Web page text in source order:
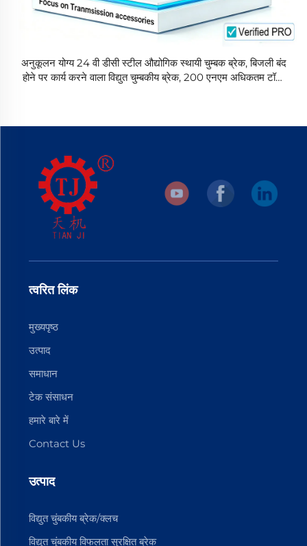
अनुकूलन योग्य 24 वी डीसी स्टील औद्योगिक स्थायी चुम्बक ब्रेक, बिजली बंद
होने पर कार्य करने वाला विद्युत चुम्बकीय ब्रेक, 200 एनएम अधिकतम टॉर्क,
त्वरित लिंक
मुख्यपृष्ठ
उत्पाद
समाधान
टेक संसाधन
हमारे बारे में
Contact Us
उत्पाद
विद्युत चुंबकीय ब्रेक/क्लच
विद्युत चुंबकीय विफलता सुरक्षित ब्रेक